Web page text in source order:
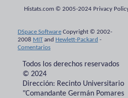
Histats.com © 2005-2024 Privacy
DSpace Software Copyright © 2002-
2008 MITand Hewlett-Packard -
Comentarios
Todos los derechos reservados
© 2024
Dirección: Recinto Universitario
"Comandante Germán Pomares